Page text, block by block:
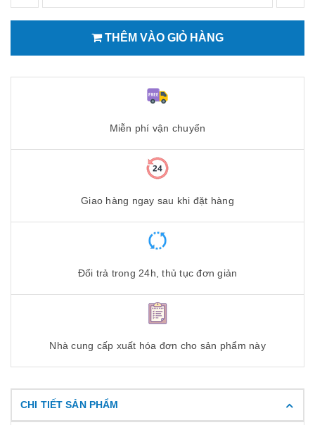
THÊM VÀO GIỎ HÀNG
Miễn phí vận chuyển
Giao hàng ngay sau khi đặt hàng
Đổi trả trong 24h, thủ tục đơn giản
Nhà cung cấp xuất hóa đơn cho sản phẩm này
CHI TIẾT SẢN PHẨM